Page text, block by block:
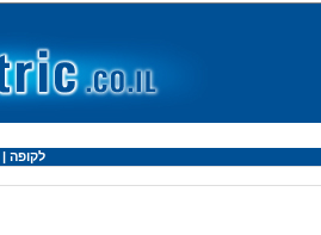
לקופה |